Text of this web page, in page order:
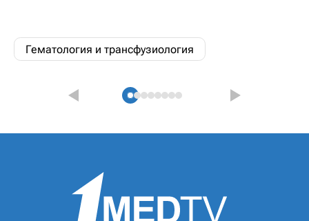
Гематология и трансфузиология